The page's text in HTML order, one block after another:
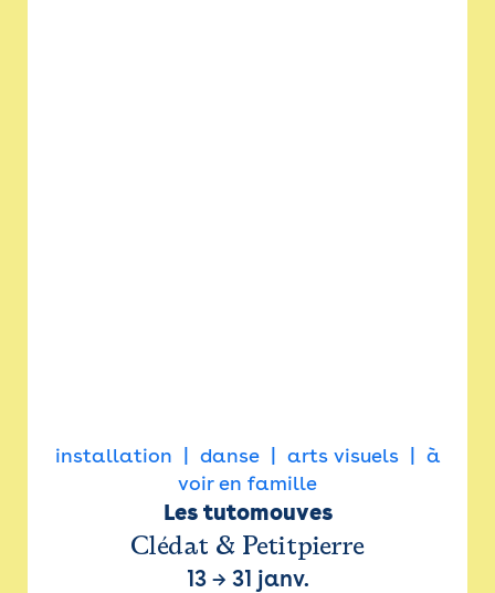
installation danse arts visuels
à
voir en famille
Les tutomouves
Clédat & Petitpierre
13→ 31 janv.